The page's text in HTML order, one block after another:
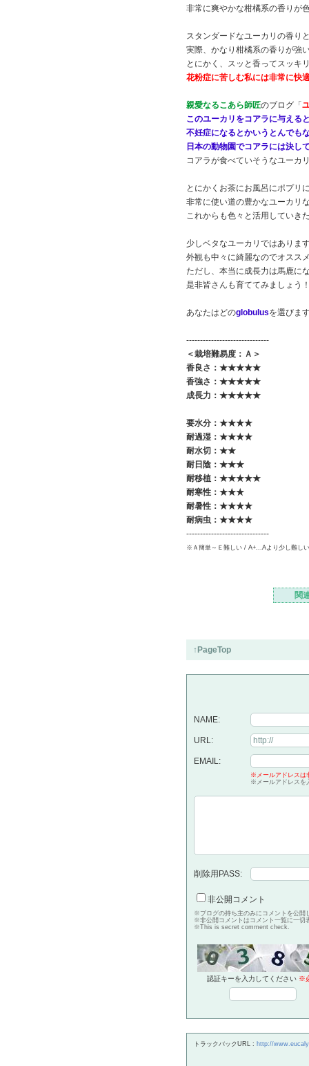
非常に爽やかな柑橘系の香りが
スタンダードなユーカリの香り
実際、かなり柑橘系の香りが強
とにかく、スッと香ってスッキ
花粉症に苦しむ私には非常に快
親愛なるこあら師匠のブログ「
このユーカリをコアラに与える
不妊症になるとかいうとんでも
日本の動物園でコアラには決し
コアラが食べていそうなユーカ
とにかくお茶にお風呂にポプリ
非常に使い道の豊かなユーカリ
これからも色々と活用していき
少しベタなユーカリではありま
外観も中々に綺麗なのでオスス
ただし、本当に成長力は馬鹿に
是非皆さんも育ててみましょう
あなたはどのglobulusを選びま
------------------------------
＜栽培難易度：Ａ＞
香良さ：★★★★★
香強さ：★★★★★
成長力：★★★★★
要水分：★★★★
耐過湿：★★★★
耐水切：★★
耐日陰：★★★
耐移植：★★★★★
耐寒性：★★★
耐暑性：★★★★
耐病虫：★★★★
------------------------------
※Ａ簡単～Ｅ難しい / A+...Aより少し難しい
関
↑PageTop
NAME:
URL:
EMAIL:
※メールアドレスは
※メールアドレスを
削除用PASS:
非公開コメント
※ブログの持ち主のみにコメントを公開
※非公開コメントはコメント一覧に一切
※This is secret comment check.
認証キーを入力してください ※
トラックバックURL : http://